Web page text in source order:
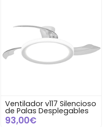
Ventilador v117 Silencioso
de Palas Desplegables
93,00€